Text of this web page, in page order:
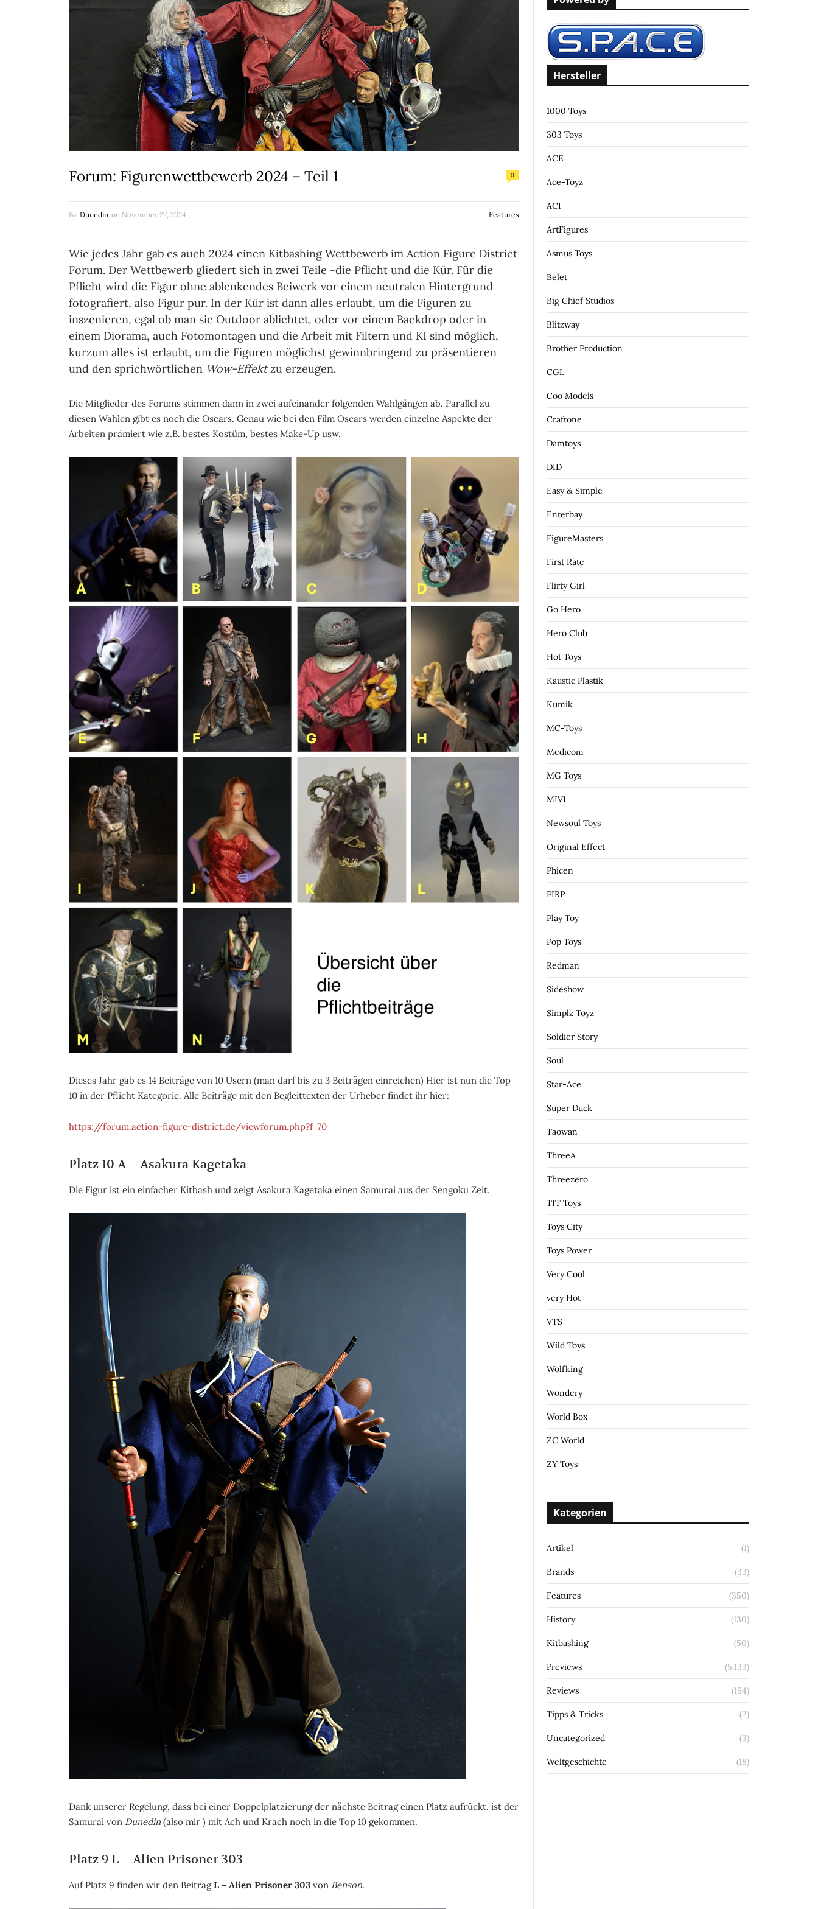
Forum: Figurenwettbewerb 2024 – Teil 1 0
By Dunedin on November 22, 2024 Features
Wie jedes Jahr gab es auch 2024 einen Kitbashing Wettbewerb im Action Figure District
Forum. Der Wettbewerb gliedert sich in zwei Teile -die Pflicht und die Kür. Für die
Pflicht wird die Figur ohne ablenkendes Beiwerk vor einem neutralen Hintergrund
fotografiert, also Figur pur. In der Kür ist dann alles erlaubt, um die Figuren zu
inszenieren, egal ob man sie Outdoor ablichtet, oder vor einem Backdrop oder in
einem Diorama, auch Fotomontagen und die Arbeit mit Filtern und KI sind möglich,
kurzum alles ist erlaubt, um die Figuren möglichst gewinnbringend zu präsentieren
und den sprichwörtlichen Wow-Effektzu erzeugen.
Die Mitglieder des Forums stimmen dann in zwei aufeinander folgenden Wahlgängen ab. Parallel zu
diesen Wahlen gibt es noch die Oscars. Genau wie bei den Film Oscars werden einzelne Aspekte der
Arbeiten prämiert wie z.B. bestes Kostüm, bestes Make-Up usw.
Dieses Jahr gab es 14 Beiträge von 10 Usern (man darf bis zu 3 Beiträgen einreichen) Hier ist nun die Top
10 in der Pflicht Kategorie. Alle Beiträge mit den Begleittexten der Urheber findet ihr hier:
https://forum.action-figure-district.de/viewforum.php?f=70
Platz 10 A – Asakura Kagetaka
Die Figur ist ein einfacher Kitbash und zeigt Asakura Kagetaka einen Samurai aus der Sengoku Zeit.
Dank unserer Regelung, dass bei einer Doppelplatzierung der nächste Beitrag einen Platz aufrückt. ist der
Samurai von Dunedin (also mir ) mit Ach und Krach noch in die Top 10 gekommen.
Platz 9 L – Alien Prisoner 303
Auf Platz 9 finden wir den BeitragL – Alien Prisoner 303 von Benson.
f
o
r
Hersteller
1000 Toys
303 Toys
ACE
Ace-Toyz
ACI
ArtFigures
Asmus Toys
Belet
Big Chief Studios
Blitzway
Brother Production
CGL
Coo Models
Craftone
Damtoys
DID
Easy & Simple
Enterbay
FigureMasters
First Rate
Flirty Girl
Go Hero
Hero Club
Hot Toys
Kaustic Plastik
Kumik
MC-Toys
Medicom
MG Toys
MIVI
Newsoul Toys
Original Effect
Phicen
PIRP
Play Toy
Pop Toys
Redman
Sideshow
Simplz Toyz
Soldier Story
Soul
Star-Ace
Super Duck
Taowan
ThreeA
Threezero
TIT Toys
Toys City
Toys Power
Very Cool
very Hot
VTS
Wild Toys
Wolfking
Wondery
World Box
ZC World
ZY Toys
Kategorien
Artikel (1)
Brands (33)
Features (350)
History (130)
Kitbashing (50)
Previews (5.133)
Reviews (194)
Tipps & Tricks (2)
Uncategorized (3)
Weltgeschichte (18)